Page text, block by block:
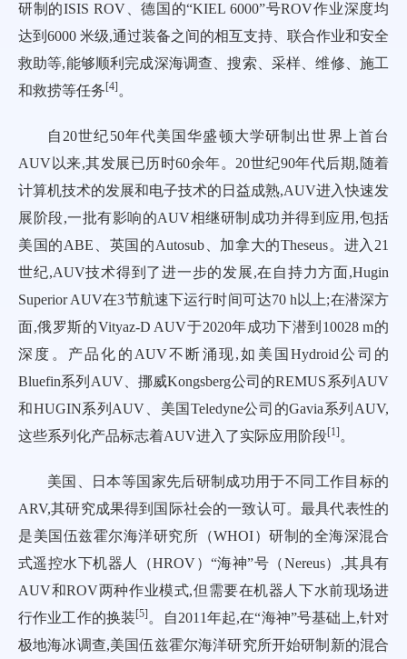
研制的ISIS ROV、德国的“KIEL 6000”号ROV作业深度均
达到6000 米级,通过装备之间的相互支持、联合作业和安全
救助等,能够顺利完成深海调查、搜索、采样、维修、施工
和救捞等任务[4] 。
自20世纪50年代美国华盛顿大学研制出世界上首台
AUV以来,其发展已历时60余年。20世纪90年代后期,随着
计算机技术的发展和电子技术的日益成熟,AUV进入快速发
展阶段,一批有影响的AUV相继研制成功并得到应用,包括
美国的ABE、英国的Autosub、加拿大的Theseus。进入21
世纪,AUV技术得到了进一步的发展,在自持力方面,Hugin
Superior AUV在3节航速下运行时间可达70 h以上;在潜深方
面,俄罗斯的Vityaz-D AUV于2020年成功下潜到10028 m的
深度。产品化的AUV不断涌现,如美国Hydroid公司的
Bluefin系列AUV、挪威Kongsberg公司的REMUS系列AUV
和HUGIN系列AUV、美国Teledyne公司的Gavia系列AUV,
这些系列化产品标志着AUV进入了实际应用阶段[1] 。
美国、日本等国家先后研制成功用于不同工作目标的
ARV,其研究成果得到国际社会的一致认可。最具代表性的
是美国伍兹霍尔海洋研究所（WHOI）研制的全海深混合
式遥控水下机器人（HROV）“海神”号（Nereus）,其具有
AUV和ROV两种作业模式,但需要在机器人下水前现场进
行作业工作的换装[5] 。自2011年起,在“海神”号基础上,针对
极地海冰调查,美国伍兹霍尔海洋研究所开始研制新的混合